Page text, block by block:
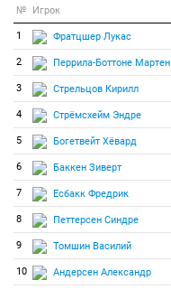
№ Игрок
1 Фратцшер Лукас
2 Перрила-Боттоне Мартен
3 Стрельцов Кирилл
4 Стрёмсхейм Эндре
5 Богетвейт Хёвард
6 Баккен Зиверт
7 Есбакк Фредрик
8 Петтерсен Синдре
9 Томшин Василий
10 Андерсен Александр